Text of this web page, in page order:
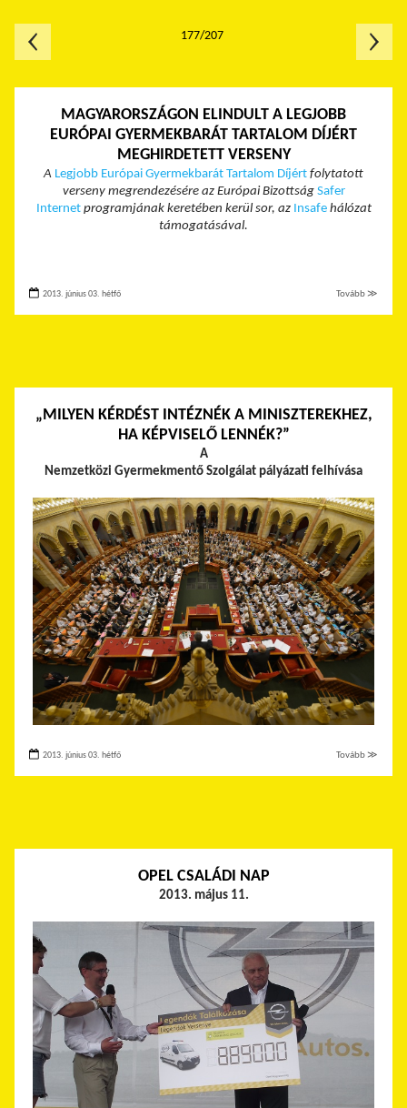
MAGYARORSZÁGON ELINDULT A LEGJOBB
EURÓPAI GYERMEKBARÁT TARTALOM DÍJÉRT
MEGHIRDETETT VERSENY
A Legjobb Európai Gyermekbarát Tartalom Díjért folytatott
verseny megrendezésére az Európai Bizottság Safer
Internet programjának keretében kerül sor, az Insafehálózat
támogatásával.
2013. június 03. hétfő Tovább ≫
„MILYEN KÉRDÉST INTÉZNÉK A MINISZTEREKHEZ,
HA KÉPVISELŐ LENNÉK?”
A
Nemzetközi Gyermekmentő Szolgálat pályázati felhívása
2013. június 03. hétfő Tovább ≫
OPEL CSALÁDI NAP
2013. május 11.
177/207